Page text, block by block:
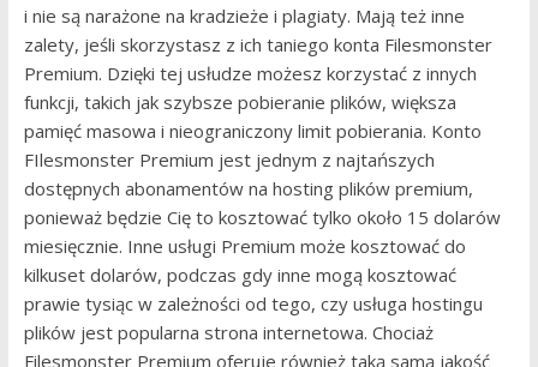
i nie są narażone na kradzieże i plagiaty. Mają też inne
zalety, jeśli skorzystasz z ich taniego konta Filesmonster
Premium. Dzięki tej usłudze możesz korzystać z innych
funkcji, takich jak szybsze pobieranie plików, większa
pamięć masowa i nieograniczony limit pobierania. Konto
FIlesmonster Premium jest jednym z najtańszych
dostępnych abonamentów na hosting plików premium,
ponieważ będzie Cię to kosztować tylko około 15 dolarów
miesięcznie. Inne usługi Premium może kosztować do
kilkuset dolarów, podczas gdy inne mogą kosztować
prawie tysiąc w zależności od tego, czy usługa hostingu
plików jest popularna strona internetowa. Chociaż
Filesmonster Premium oferuje również taką samą jakość